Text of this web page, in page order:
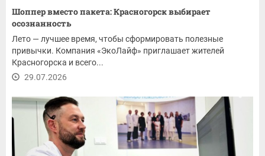
Шоппер вместо пакета: Красногорск выбирает
осознанность
Лето — лучшее время, чтобы сформировать полезные
привычки. Компания «ЭкоЛайф» приглашает жителей
Красногорска и всего...
29.07.2026